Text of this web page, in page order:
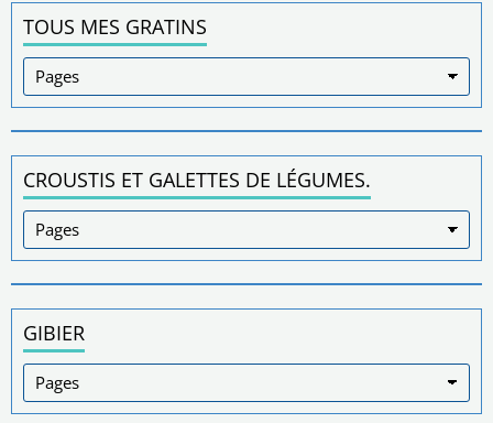
TOUS MES GRATINS
CROUSTIS ET GALETTES DE LÉGUMES.
GIBIER